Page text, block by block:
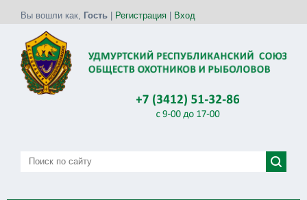
Вы вошли как, Гость Регистрация Вход